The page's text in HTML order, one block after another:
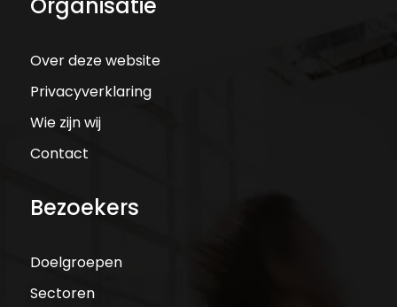
Over deze website
Privacyverklaring
Wie zijn wij
Contact
Bezoekers
Doelgroepen
Sectoren